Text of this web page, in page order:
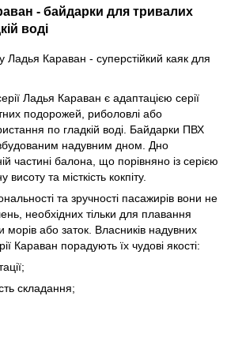
- байдарки для тривалих
воді
Ладья Караван є адаптацією серії
подорожей, риболовлі або
по гладкій воді. Байдарки ПВХ
вбудованим надувним дном. Дно
частині балона, що порівняно із серією
та місткість кокпіту.
та зручності пасажирів вони не
необхідних тільки для плавання
або заток. Власників надувних
Караван порадують їх чудові якості:
складання;